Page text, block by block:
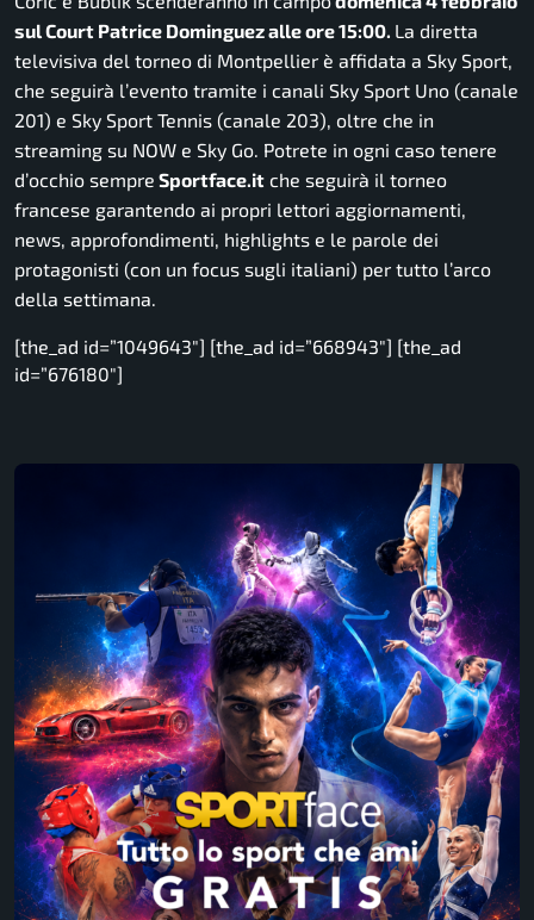
sul Court Patrice Dominguez alle ore 15:00. La diretta
televisiva del torneo di Montpellier è affidata a Sky Sport,
che seguirà l’evento tramite i canali Sky Sport Uno (canale
201) e Sky Sport Tennis (canale 203), oltre che in
streaming su NOW e Sky Go. Potrete in ogni caso tenere
d’occhio sempre Sportface.it che seguirà il torneo
francese garantendo ai propri lettori aggiornamenti,
news, approfondimenti, highlights e le parole dei
protagonisti (con un focus sugli italiani) per tutto l’arco
della settimana.
[the_ad id=”1049643″] [the_ad id=”668943″] [the_ad
id=”676180″]